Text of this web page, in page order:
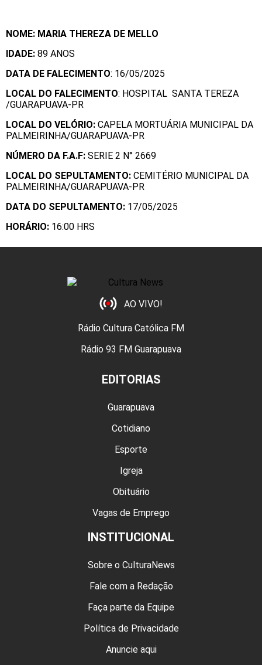
NOME: MARIA THEREZA DE MELLO
IDADE: 89 ANOS
DATA DE FALECIMENTO: 16/05/2025
LOCAL DO FALECIMENTO: HOSPITAL SANTA TEREZA
/GUARAPUAVA-PR
LOCAL DO VELÓRIO: CAPELA MORTUÁRIA MUNICIPAL DA
PALMEIRINHA/GUARAPUAVA-PR
NÚMERO DA F.A.F: SERIE 2 N° 2669
LOCAL DO SEPULTAMENTO: CEMITÉRIO MUNICIPAL DA
PALMEIRINHA/GUARAPUAVA-PR
DATA DO SEPULTAMENTO: 17/05/2025
HORÁRIO: 16:00 HRS
AO VIVO!
Rádio Cultura Católica FM
Rádio 93 FM Guarapuava
EDITORIAS
Guarapuava
Cotidiano
Esporte
Igreja
Obituário
Vagas de Emprego
INSTITUCIONAL
Sobre o CulturaNews
Fale com a Redação
Faça parte da Equipe
Política de Privacidade
Anuncie aqui